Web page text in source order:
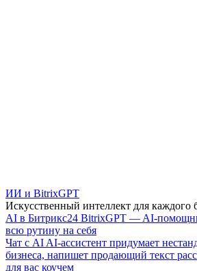
ИИ и BitrixGPT
Искусственный интеллект для каждого
AI в Битрикс24 BitrixGPT — AI-
всю рутину на себя
Чат с AI AI-ассистент придумает
бизнеса, напишет продающий текст
для вас коучем